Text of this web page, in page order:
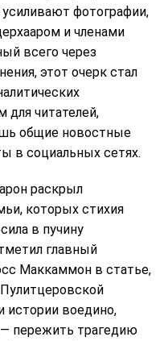
фотографии,
и членами
всего через
этот очерк стал
читателей,
общие новостные
в социальных сетях.
раскрыл
которых стихия
в пучину
главный
Маккаммон в статье,
истории воедино,
пережить трагедию